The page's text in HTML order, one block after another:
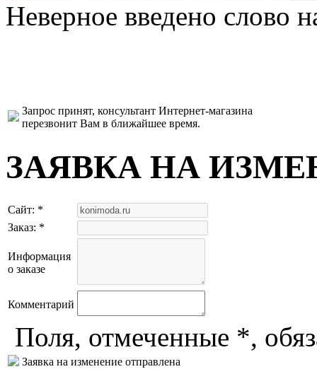
Неверное введено слово
Запрос принят, консультант Интернет-магазина
перезвонит Вам в ближайшее время.
ЗАЯВКА НА
Сайт: *
Заказ: *
Информация
о заказе
Комментарий
Поля, отмеченные *,
Заявка на изменение отправлена